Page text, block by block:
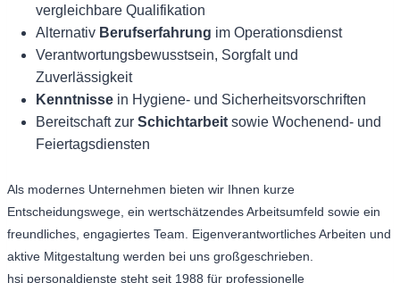
vergleichbare Qualifikation
Alternativ Berufserfahrung im Operationsdienst
Verantwortungsbewusstsein, Sorgfalt und
Zuverlässigkeit
Kenntnisse in Hygiene- und Sicherheitsvorschriften
Bereitschaft zur Schichtarbeit sowie Wochenend- und
Feiertagsdiensten
Als modernes Unternehmen bieten wir Ihnen kurze
Entscheidungswege, ein wertschätzendes Arbeitsumfeld sowie ein
freundliches, engagiertes Team. Eigenverantwortliches Arbeiten und
aktive Mitgestaltung werden bei uns großgeschrieben.
hsi personaldienste steht seit 1988 für professionelle